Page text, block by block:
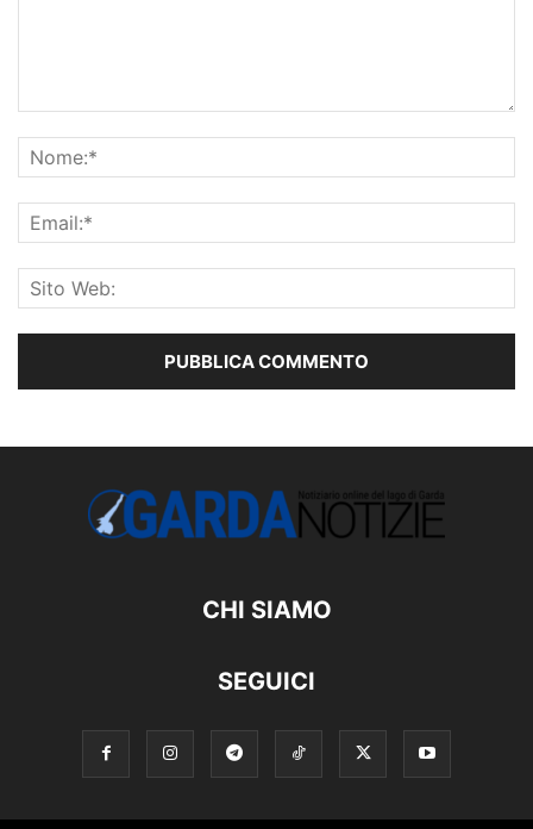
CHI SIAMO
SEGUICI